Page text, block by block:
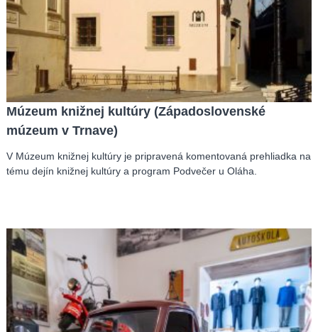
Múzeum knižnej kultúry (Západoslovenské
múzeum v Trnave)
V Múzeum knižnej kultúry je pripravená komentovaná prehliadka na
tému dejín knižnej kultúry a program Podvečer u Oláha.